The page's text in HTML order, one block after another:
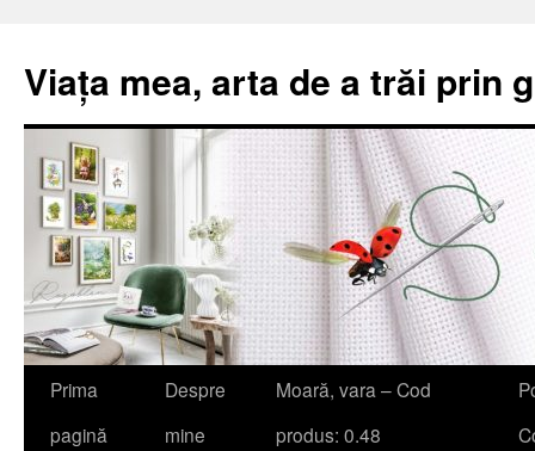
Viața mea, arta de a trăi prin
Sari
Prima
pagină
Despre
mine
Moară, vara – Cod
produs: 0.48